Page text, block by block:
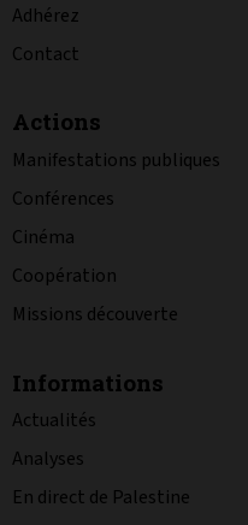
Adhérez
Contact
Actions
Manifestations publiques
Conférences
Cinéma
Coopération
Missions découverte
Informations
Actualités
Analyses
En direct de Palestine